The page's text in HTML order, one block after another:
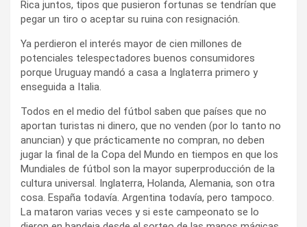
Rica juntos, tipos que pusieron fortunas se tendrían que
pegar un tiro o aceptar su ruina con resignación.
Ya perdieron el interés mayor de cien millones de
potenciales telespectadores buenos consumidores
porque Uruguay mandó a casa a Inglaterra primero y
enseguida a Italia.
Todos en el medio del fútbol saben que países que no
aportan turistas ni dinero, que no venden (por lo tanto no
anuncian) y que prácticamente no compran, no deben
jugar la final de la Copa del Mundo en tiempos en que los
Mundiales de fútbol son la mayor superproducción de la
cultura universal. Inglaterra, Holanda, Alemania, son otra
cosa. España todavía. Argentina todavía, pero tampoco.
La mataron varias veces y si este campeonato se lo